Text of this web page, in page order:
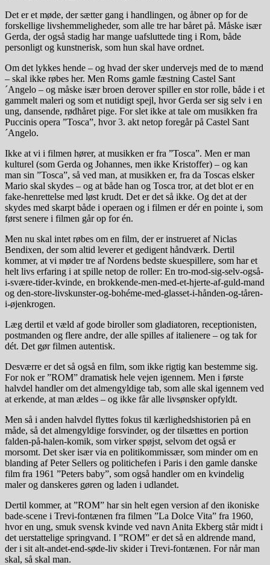
Det er et møde, der sætter gang i handlingen, og åbner op for de
forskellige livshemmeligheder, som alle tre har båret på. Måske især
Gerda, der også stadig har mange uafsluttede ting i Rom, både
personligt og kunstnerisk, som hun skal have ordnet.
Om det lykkes hende – og hvad der sker undervejs med de to mænd
– skal ikke røbes her. Men Roms gamle fæstning Castel Sant
´Angelo – og måske især broen derover spiller en stor rolle, både i et
gammelt maleri og som et nutidigt spejl, hvor Gerda ser sig selv i en
ung, dansende, rødhåret pige. For slet ikke at tale om musikken fra
Puccinis opera ”Tosca”, hvor 3. akt netop foregår på Castel Sant
´Angelo.
Ikke at vi i filmen hører, at musikken er fra ”Tosca”. Men er man
kulturel (som Gerda og Johannes, men ikke Kristoffer) – og kan
man sin ”Tosca”, så ved man, at musikken er, fra da Toscas elsker
Mario skal skydes – og at både han og Tosca tror, at det blot er en
fake-henrettelse med løst krudt. Det er det så ikke. Og det at der
skydes med skarpt både i operaen og i filmen er dér en pointe i, som
først senere i filmen går op for én.
Men nu skal intet røbes om en film, der er instrueret af Niclas
Bendixen, der som altid leverer et gedigent håndværk. Dertil
kommer, at vi møder tre af Nordens bedste skuespillere, som har et
helt livs erfaring i at spille netop de roller: En tro-mod-sig-selv-også-
i-svære-tider-kvinde, en brokkende-men-med-et-hjerte-af-guld-mand
og den-store-livskunster-og-bohéme-med-glasset-i-hånden-og-tåren-
i-øjenkrogen.
Læg dertil et væld af gode biroller som gladiatoren, receptionisten,
postmanden og flere andre, der alle spilles af italienere – og tak for
dét. Det gør filmen autentisk.
Desværre er det så også en film, som ikke rigtig kan bestemme sig.
For nok er ”ROM” dramatisk hele vejen igennem. Men i første
halvdel handler om det almengyldige tab, som alle skal igennem ved
at erkende, at man ældes – og ikke får alle livsønsker opfyldt.
Men så i anden halvdel flyttes fokus til kærlighedshistorien på en
måde, så det almengyldige forsvinder, og der tilsættes en portion
falden-på-halen-komik, som virker spøjst, selvom det også er
morsomt. Det sker især via en politikommissær, som minder om en
blanding af Peter Sellers og politichefen i Paris i den gamle danske
film fra 1961 ”Peters baby”, som også handler om en kvindelig
maler og danskeres gøren og laden i udlandet.
Dertil kommer, at ”ROM” har sin helt egen version af den ikoniske
bade-scene i Trevi-fontænen fra filmen ”La Dolce Vita” fra 1960,
hvor en ung, smuk svensk kvinde ved navn Anita Ekberg står midt i
det uerstattelige springvand. I ”ROM” er det så en aldrende mand,
der i sit alt-andet-end-søde-liv skider i Trevi-fontænen. For når man
skal, så skal man.